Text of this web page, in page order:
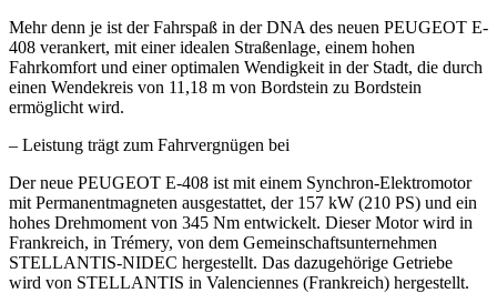
Mehr denn je ist der Fahrspaß in der DNA des neuen PEUGEOT E-
408 verankert, mit einer idealen Straßenlage, einem hohen
Fahrkomfort und einer optimalen Wendigkeit in der Stadt, die durch
einen Wendekreis von 11,18 m von Bordstein zu Bordstein
ermöglicht wird.
– Leistung trägt zum Fahrvergnügen bei
Der neue PEUGEOT E-408 ist mit einem Synchron-Elektromotor
mit Permanentmagneten ausgestattet, der 157 kW (210 PS) und ein
hohes Drehmoment von 345 Nm entwickelt. Dieser Motor wird in
Frankreich, in Trémery, von dem Gemeinschaftsunternehmen
STELLANTIS-NIDEC hergestellt. Das dazugehörige Getriebe
wird von STELLANTIS in Valenciennes (Frankreich) hergestellt.